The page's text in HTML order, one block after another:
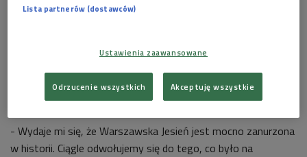
Fenomen, historia i teraźniejszość festiwalu
Od komunizmu do wolnej Polski
- Wydaje mi się, że Warszawska Jesień jest mocno zanurzona
w historii. Ciągle odwołujemy się do tego, co było na
Lista partnerów (dostawców)
Ustawienia zaawansowane
Odrzucenie wszystkich Akceptuję wszystkie